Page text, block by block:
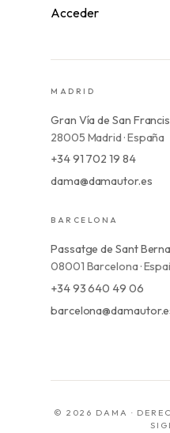
Acceder
MADRID
Gran Vía de San
28005 Madrid · España
+34 91 702 19 84
dama@damautor.es
BARCELONA
Passatge de Sant
08001 Barcelona ·
+34 93 640 49 06
© 2026 DAMA ·